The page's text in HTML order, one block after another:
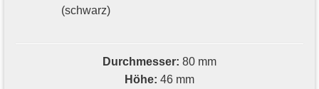
(schwarz)
Durchmesser: 80 mm
Höhe: 46 mm